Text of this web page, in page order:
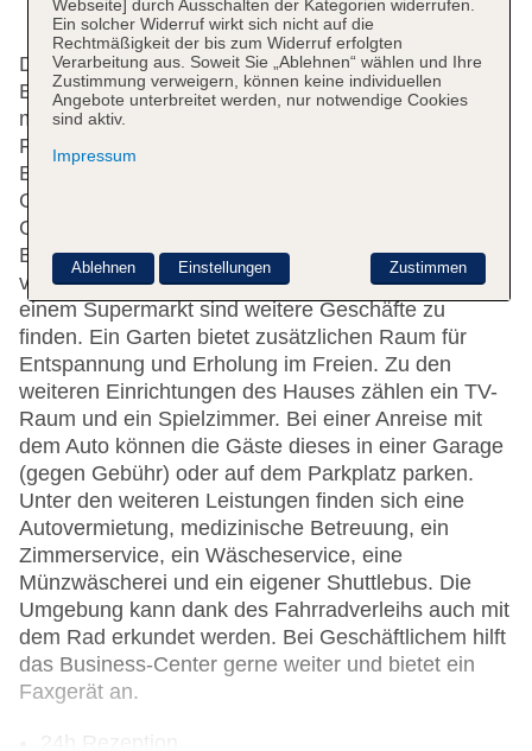
Dieses Hotel verfügt über einen Aufzug und einen
Empfangsbereich mit einer Rezeption.
mehrsprachiges Personal (Englisch, Deutsch,
Französisch) hilft beim Ein- und Auschecken. Die
Einrichtung der Unterbringung umfasst eine
Gepäckaufbewahrung, einen Safe und einen
Geldautomaten. WLAN ist in den öffentlichen
Bereichen verfügbar. Hilfestellung bei der Buchung
von Ausflügen wird am Tourdesk geboten. Neben
einem Supermarkt sind weitere Geschäfte zu
finden. Ein Garten bietet zusätzlichen Raum für
Entspannung und Erholung im Freien. Zu den
weiteren Einrichtungen des Hauses zählen ein TV-
Raum und ein Spielzimmer. Bei einer Anreise mit
dem Auto können die Gäste dieses in einer Garage
(gegen Gebühr) oder auf dem Parkplatz parken.
Unter den weiteren Leistungen finden sich eine
Autovermietung, medizinische Betreuung, ein
Zimmerservice, ein Wäscheservice, eine
Münzwäscherei und ein eigener Shuttlebus. Die
Umgebung kann dank des Fahrradverleihs auch mit
dem Rad erkundet werden. Bei Geschäftlichem hilft
das Business-Center gerne weiter und bietet ein
Faxgerät an.
Webseite] durch Ausschalten der Kategorien widerrufen.
Ein solcher Widerruf wirkt sich nicht auf die
Rechtmäßigkeit der bis zum Widerruf erfolgten
Verarbeitung aus. Soweit Sie „Ablehnen“ wählen und Ihre
Zustimmung verweigern, können keine individuellen
Angebote unterbreitet werden, nur notwendige Cookies
sind aktiv.
Impressum
Zustimmen
Ablehnen Einstellungen